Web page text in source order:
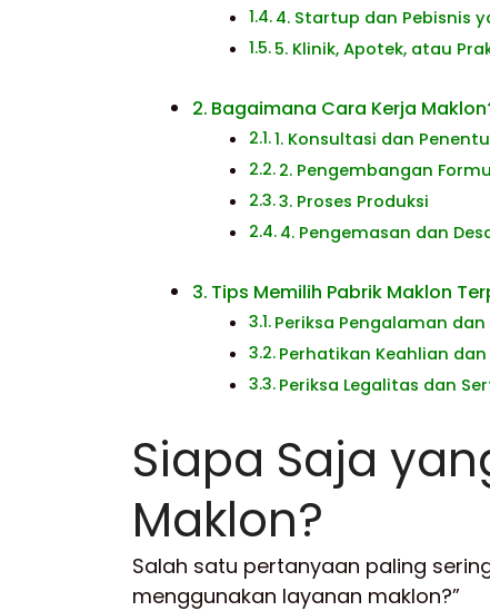
4. Startup dan Pebisnis
5. Klinik, Apotek, atau
Bagaimana Cara Kerja
1. Konsultasi dan
2. Pengembangan
3. Proses Produksi
4. Pengemasan dan
Tips Memilih Pabrik Maklon
Periksa Pengalaman
Perhatikan Keahlian
Periksa Legalitas dan
Siapa Saja
Maklon?
Salah satu pertanyaan paling
menggunakan layanan maklon?”